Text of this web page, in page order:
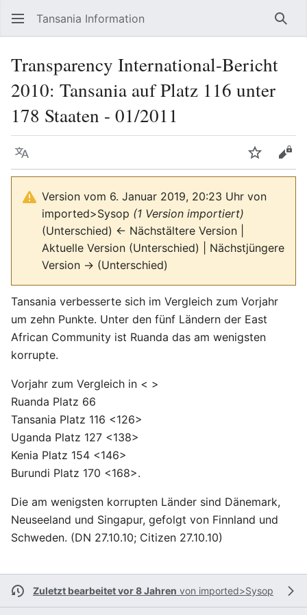
Tansania Information
Transparency International-Bericht
2010: Tansania auf Platz 116 unter
178 Staaten - 01/2011
Sprache
Version vom 6. Januar 2019, 20:23 Uhr von
imported>Sysop (1 Version importiert)
(Unterschied) ← Nächstältere Version |
Aktuelle Version (Unterschied) | Nächstjüngere
Version → (Unterschied)
Tansania verbesserte sich im Vergleich zum Vorjahr
um zehn Punkte. Unter den fünf Ländern der East
African Community ist Ruanda das am wenigsten
korrupte.
Vorjahr zum Vergleich in < >
Ruanda Platz 66
Tansania Platz 116 <126>
Uganda Platz 127 <138>
Kenia Platz 154 <146>
Burundi Platz 170 <168>.
Die am wenigsten korrupten Länder sind Dänemark,
Neuseeland und Singapur, gefolgt von Finnland und
Schweden. (DN 27.10.10; Citizen 27.10.10)
Zuletzt bearbeitet vor 8 Jahren von imported>Sysop